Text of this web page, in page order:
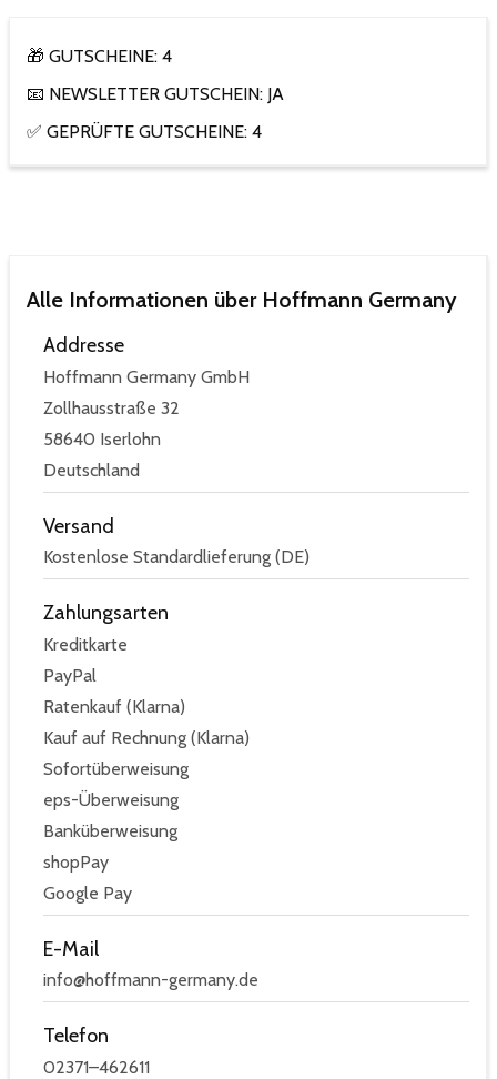
🎁 GUTSCHEINE: 4
📧 NEWSLETTER GUTSCHEIN: JA
✅ GEPRÜFTE GUTSCHEINE: 4
Alle Informationen über Hoffmann Germany
Addresse
Hoffmann Germany GmbH
Zollhausstraße 32
58640 Iserlohn
Deutschland
Versand
Kostenlose Standardlieferung (DE)
Zahlungsarten
Kreditkarte
PayPal
Ratenkauf (Klarna)
Kauf auf Rechnung (Klarna)
Sofortüberweisung
eps-Überweisung
Banküberweisung
shopPay
Google Pay
E-Mail
info@hoffmann-germany.de
Telefon
02371–462611